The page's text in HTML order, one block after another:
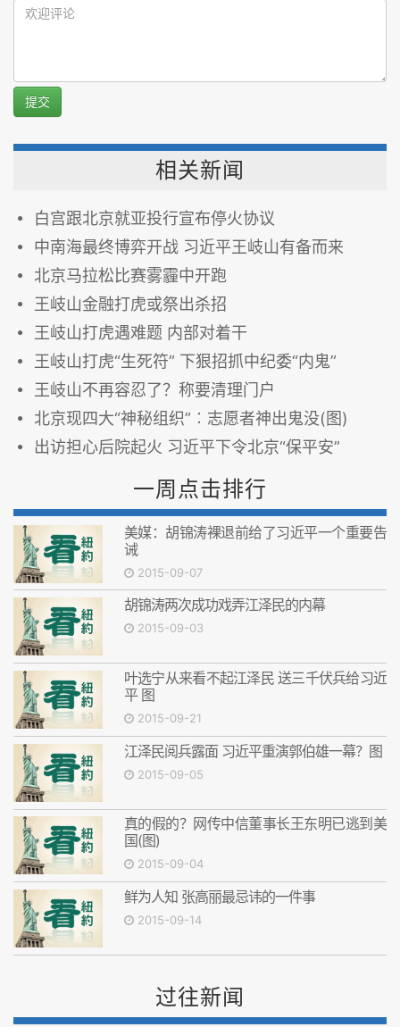
提交
相关新闻
白宫跟北京就亚投行宣布停火协议
中南海最终博弈开战 习近平王岐山有备而来
北京马拉松比赛雾霾中开跑
王岐山金融打虎或祭出杀招
王岐山打虎遇难题 内部对着干
王岐山打虎“生死符” 下狠招抓中纪委“内鬼”
王岐山不再容忍了？称要清理门户
北京现四大“神秘组织”︰志愿者神出鬼没(图)
出访担心后院起火 习近平下令北京“保平安”
一周点击排行
美媒：胡锦涛裸退前给了习近平一个重要告
诫
2015-09-07
胡锦涛两次成功戏弄江泽民的内幕
2015-09-03
叶选宁从来看不起江泽民 送三千伏兵给习近
平 图
2015-09-21
江泽民阅兵露面 习近平重演郭伯雄一幕？图
2015-09-05
真的假的？网传中信董事长王东明已逃到美
国(图)
2015-09-04
鲜为人知 张高丽最忌讳的一件事
2015-09-14
过往新闻